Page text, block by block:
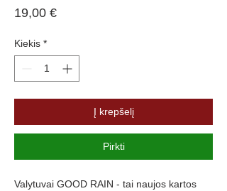
19,00 €Price
Kiekis *
Į krepšelį
Pirkti
Valytuvai GOOD RAIN - tai naujos kartos